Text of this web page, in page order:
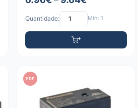
Quantidade: Mín: 1
PDF